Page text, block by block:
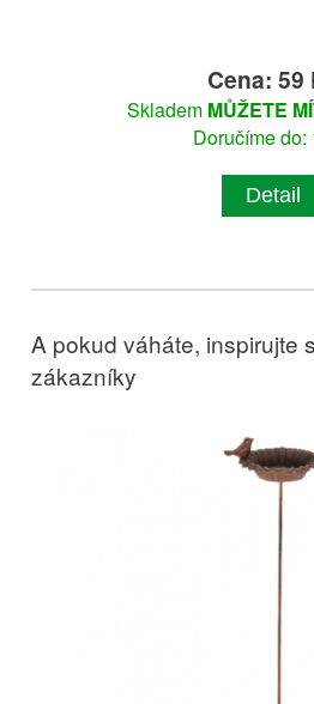
Cena: 59
Skladem MŮŽETE
Doručíme do:
Detail
A pokud váháte, inspirujte
zákazníky